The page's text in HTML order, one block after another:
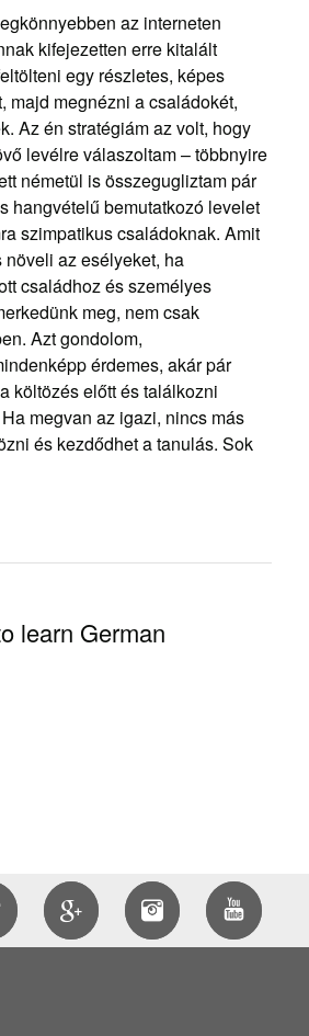
az interneten
kifejezetten erre kitalált
egy részletes, képes
majd megnézni a családokét,
Az én stratégiám az volt, hogy
levélre válaszoltam – többnyire
németül is összegugliztam pár
hangvételű bemutatkozó levelet
szimpatikus családoknak. Amit
az esélyeket, ha
családhoz és személyes
meg, nem csak
Azt gondolom,
érdemes, akár pár
költözés előtt és találkozni
megvan az igazi, nincs más
és kezdődhet a tanulás. Sok
learn German